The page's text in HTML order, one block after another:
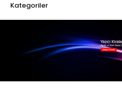
Kategoriler